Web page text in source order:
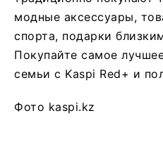
модные аксессуары,
спорта, подарки
Покупайте самое
семьи с Kaspi Red+ и
Фото kaspi.kz